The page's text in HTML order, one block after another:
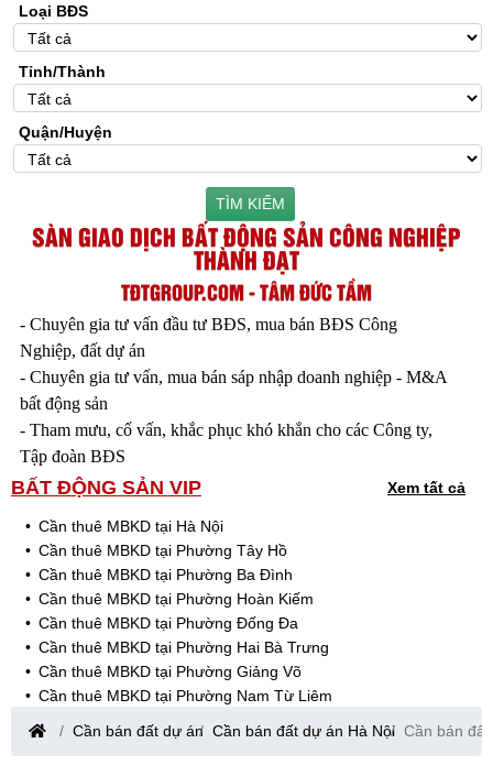
Loại BĐS
Tỉnh/Thành
Quận/Huyện
TÌM KIẾM
SÀN GIAO DỊCH BẤT ĐỘNG SẢN CÔNG NGHIỆP
THÀNH ĐẠT
TĐTGROUP.COM - TÂM ĐỨC TẦM
- Chuyên gia tư vấn đầu tư BĐS, mua bán BĐS Công
Nghiệp, đất dự án
- Chuyên gia tư vấn, mua bán sáp nhập doanh nghiệp - M&A
bất động sản
- Tham mưu, cố vấn, khắc phục khó khắn cho các Công ty,
Tập đoàn BĐS
BẤT ĐỘNG SẢN VIP Xem tất cả
Cần thuê MBKD tại Hà Nội
Cần thuê MBKD tại Phường Tây Hồ
Cần thuê MBKD tại Phường Ba Đình
Cần thuê MBKD tại Phường Hoàn Kiếm
Cần thuê MBKD tại Phường Đống Đa
Cần thuê MBKD tại Phường Hai Bà Trưng
Cần thuê MBKD tại Phường Giảng Võ
Cần thuê MBKD tại Phường Nam Từ Liêm
Cần thuê MBKD tại Phường Cầu Giấy
Cần thuê MBKD tại Phường Thanh Xuân
Cần bán đất dự án Cần bán đất dự án Hà Nội Cần bán